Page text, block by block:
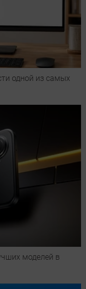
одной из самых
моделей в